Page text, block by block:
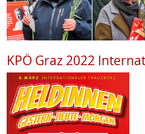
KPÖ Graz 2022